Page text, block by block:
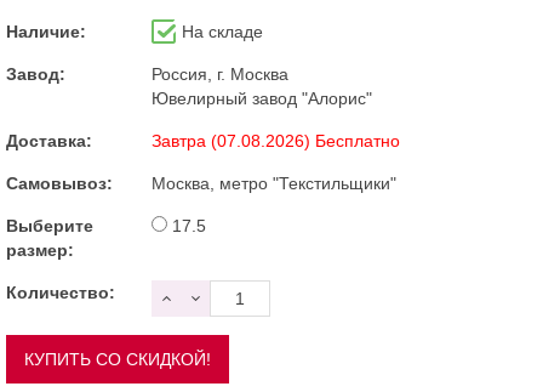
Наличие: На складе
Завод:
Россия, г. Москва
Ювелирный завод "Алорис"
Доставка: Завтра (07.08.2026) Бесплатно
Самовывоз: Москва, метро "Текстильщики"
Выберите
размер:
17.5
Количество: